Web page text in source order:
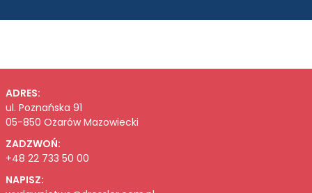
ADRES:
ul. Poznańska 91
05-850 Ożarów Mazowiecki
ZADZWOŃ:
+48 22 733 50 00
NAPISZ: